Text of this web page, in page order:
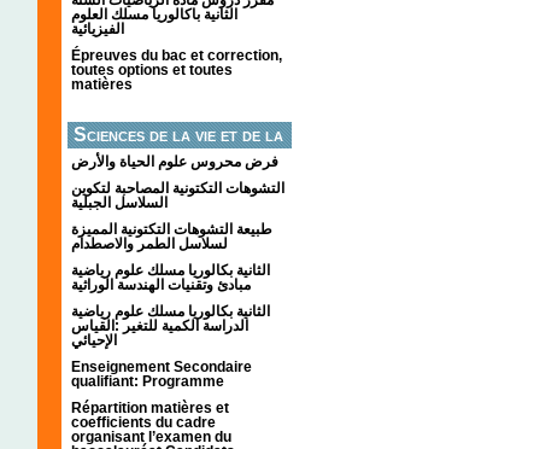
الثانية باكالوريا مسلك العلوم
الفيزيائية
Épreuves du bac et correction,
toutes options et toutes
matières
Sciences de la vie et de la
terre
فرض محروس علوم الحياة والأرض
التشوهات التكتونیة المصاحبة لتكوین
السلاسل الجبلیة
طبيعة التشوهات التكتونية المميزة
لسلاسل الطمر والاصطدام
الثانية بكالوريا مسلك علوم رياضية
مبادئ وتقنيات الهندسة الوراثية
الثانية بكالوريا مسلك علوم رياضية
الدراسة الكمية للتغير :القياس
الإحيائي
Enseignement Secondaire
qualifiant: Programme
Répartition matières et
coefficients du cadre
organisant l’examen du